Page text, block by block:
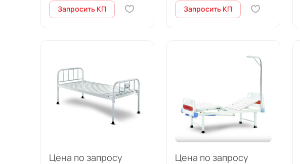
Запросить КП Запросить КП
Цена по запросу Цена по запросу